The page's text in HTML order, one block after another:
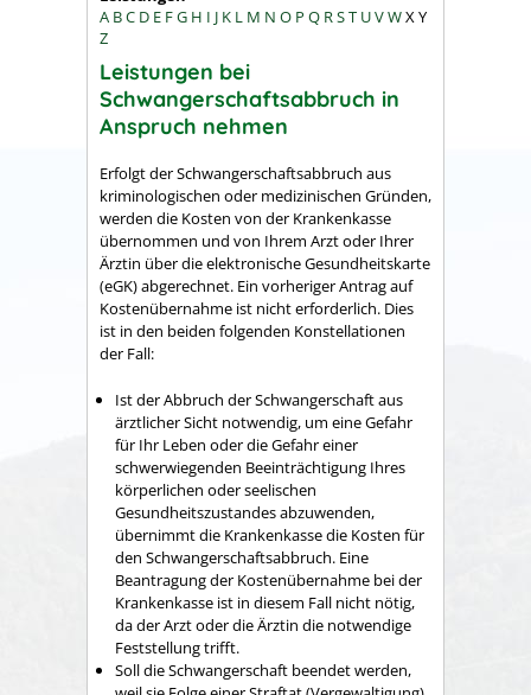
A BC D E FG H I J K L M N O P Q RST UVWXY
Z
Leistungen bei
Schwangerschaftsabbruch in
Anspruch nehmen
Erfolgt der Schwangerschaftsabbruch aus
kriminologischen oder medizinischen Gründen,
werden die Kosten von der Krankenkasse
übernommen und von Ihrem Arzt oder Ihrer
Ärztin über die elektronische Gesundheitskarte
(eGK) abgerechnet. Ein vorheriger Antrag auf
Kostenübernahme ist nicht erforderlich. Dies
ist in den beiden folgenden Konstellationen
der Fall:
Ist der Abbruch der Schwangerschaft aus
ärztlicher Sicht notwendig, um eine Gefahr
für Ihr Leben oder die Gefahr einer
schwerwiegenden Beeinträchtigung Ihres
körperlichen oder seelischen
Gesundheitszustandes abzuwenden,
übernimmt die Krankenkasse die Kosten für
den Schwangerschaftsabbruch. Eine
Beantragung der Kostenübernahme bei der
Krankenkasse ist in diesem Fall nicht nötig,
da der Arzt oder die Ärztin die notwendige
Feststellung trifft.
Soll die Schwangerschaft beendet werden,